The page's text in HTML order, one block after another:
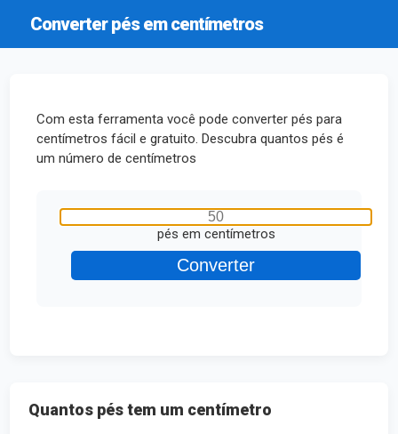
Converter pés em centímetros
Com esta ferramenta você pode converter pés para
centímetros fácil e gratuito. Descubra quantos pés é
um número de centímetros
pés em centímetros
Quantos pés tem um centímetro